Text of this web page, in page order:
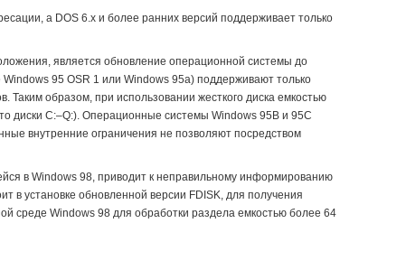
а DOS 6.x и более ранних версий поддерживает только
является обновление операционной системы до
95 OSR 1 или Windows 95a) поддерживают только
образом, при использовании жесткого диска емкостью
диски C:–Q:). Операционные системы Windows 95B и 95C
внутренние ограничения не позволяют посредством
в Windows 98, приводит к неправильному информированию
в установке обновленной версии FDISK, для получения
среде Windows 98 для обработки раздела емкостью более 64